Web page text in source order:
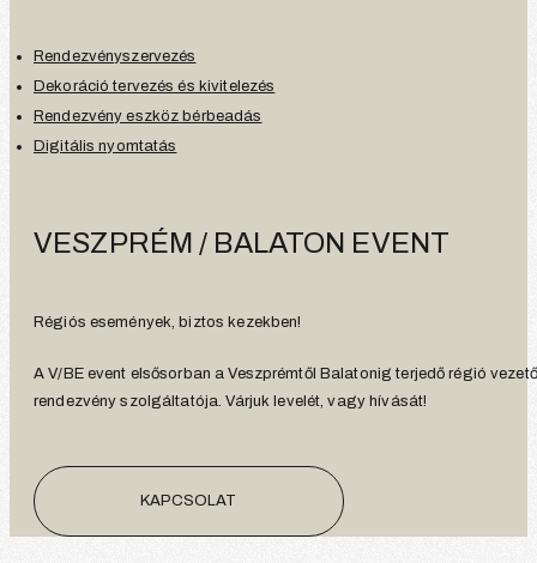
Rendezvényszervezés
Dekoráció tervezés és kivitelezés
Rendezvény eszköz bérbeadás
Digitális nyomtatás
VESZPRÉM / BALATON EVENT
Régiós események, biztos kezekben!
A V/BE event elsősorban a Veszprémtől Balatonig terjedő régió vezető
rendezvény szolgáltatója. Várjuk levelét, vagy hívását!
KAPCSOLAT